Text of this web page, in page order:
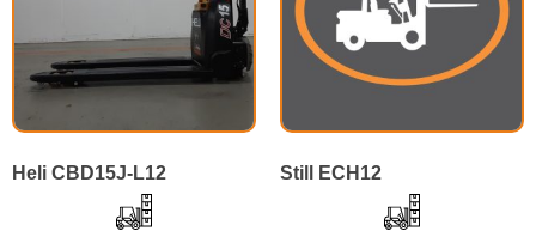
Heli CBD15J-L12 Still ECH12